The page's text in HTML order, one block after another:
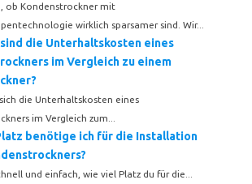
ob Kondenstrockner mit
wirklich sparsamer sind. Wir...
die Unterhaltskosten eines
im Vergleich zu einem
die Unterhaltskosten eines
im Vergleich zum...
benötige ich für die Installation
und einfach, wie viel Platz du für die...